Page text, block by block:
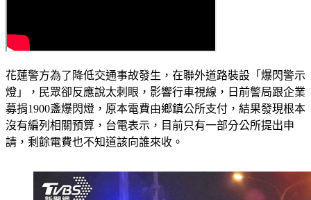
花蓮警方為了降低交通事故發生，在聯外道路裝設「爆閃警示
燈」，民眾卻反應說太刺眼，影響行車視線，日前警局跟企業
募捐1900盞爆閃燈，原本電費由鄉鎮公所支付，結果發現根本
沒有編列相關預算，台電表示，目前只有一部分公所提出申
請，剩餘電費也不知道該向誰來收。